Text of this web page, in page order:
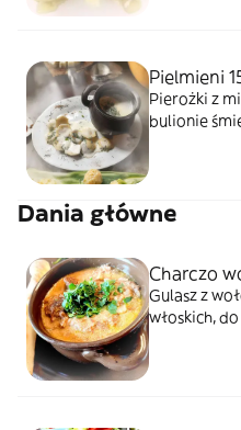
Pielmieni
Pierożki z
bulionie
Dania główne
Charczo
Gulasz z
włoskich,